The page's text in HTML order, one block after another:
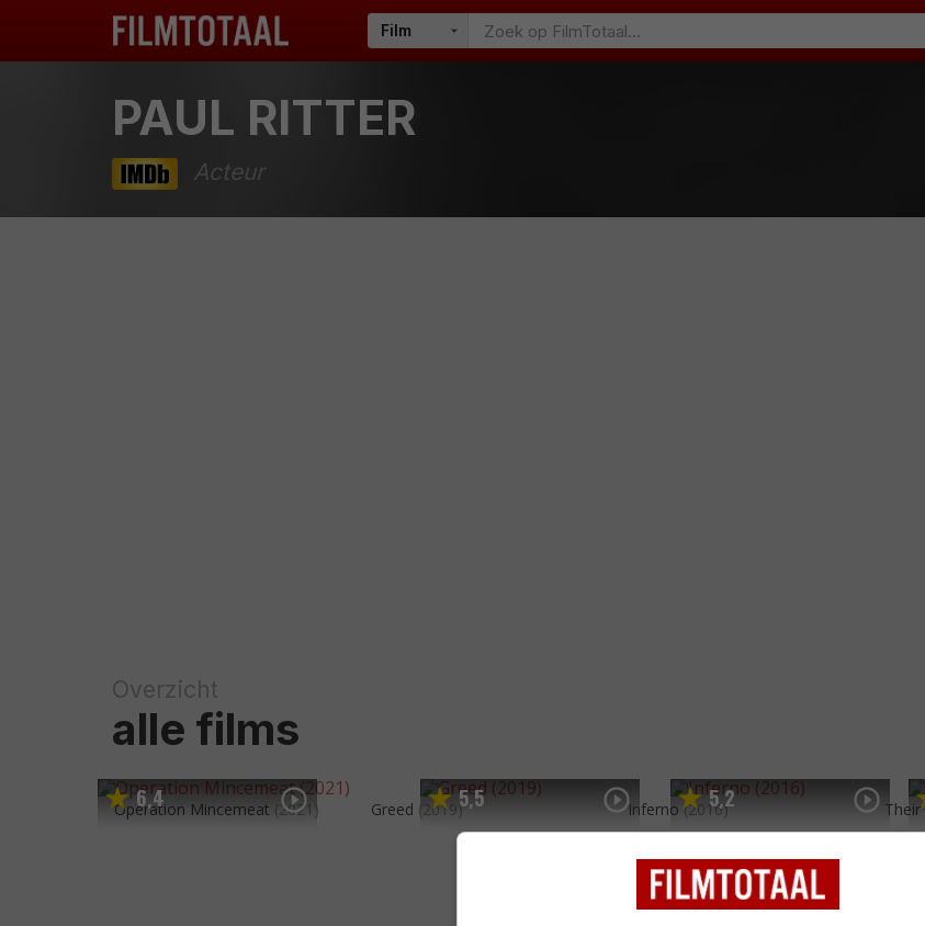
PAUL RITTER
Acteur
Overzicht
alle films
6,4
Operation Mincemeat (2021) 5,5
Greed (2019) 5,2
Inferno (2016) Their